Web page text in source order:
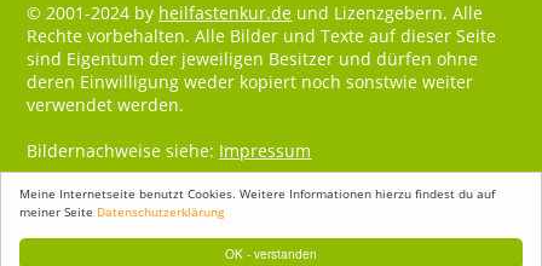
OK - verstanden
Meine Internetseite benutzt Cookies. Weitere Informationen hierzu findest du auf
meiner Seite Datenschutzerklärung
© 2001-2024 by heilfastenkur.de und Lizenzgebern. Alle
Rechte vorbehalten. Alle Bilder und Texte auf dieser Seite
sind Eigentum der jeweiligen Besitzer und dürfen ohne
deren Einwilligung weder kopiert noch sonstwie weiter
verwendet werden.
Bildernachweise siehe: Impressum